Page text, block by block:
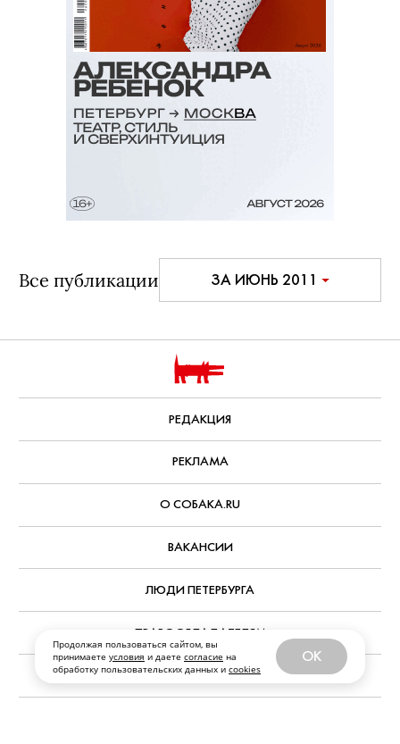
Продолжая пользоваться сайтом, вы
принимаете условия и даете согласие на
обработку пользовательских данных и cookies
OK
Все публикации ЗА ИЮНЬ 2011
РЕДАКЦИЯ
РЕКЛАМА
О СОБАКА.RU
ВАКАНСИИ
ЛЮДИ ПЕТЕРБУРГА
ПРАВООБЛАДАТЕЛЯМ
АРХИВ НОМЕРОВ